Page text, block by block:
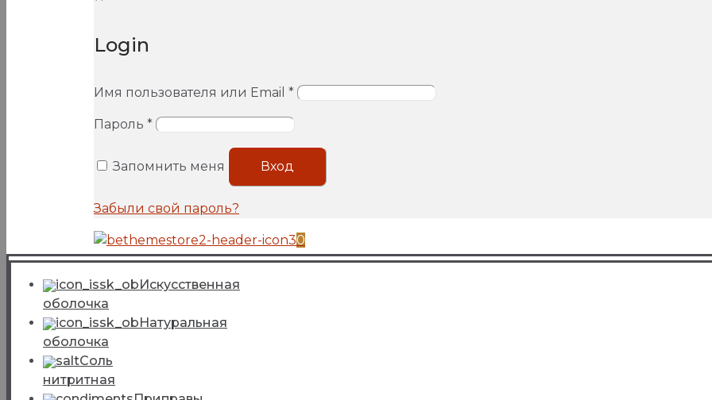
Login
Имя пользователя или Email *
Пароль *
Запомнить меня Вход
Забыли свой пароль?
0
Искусcтвенная
оболочка
Натуральная
оболочка
Соль
нитритная